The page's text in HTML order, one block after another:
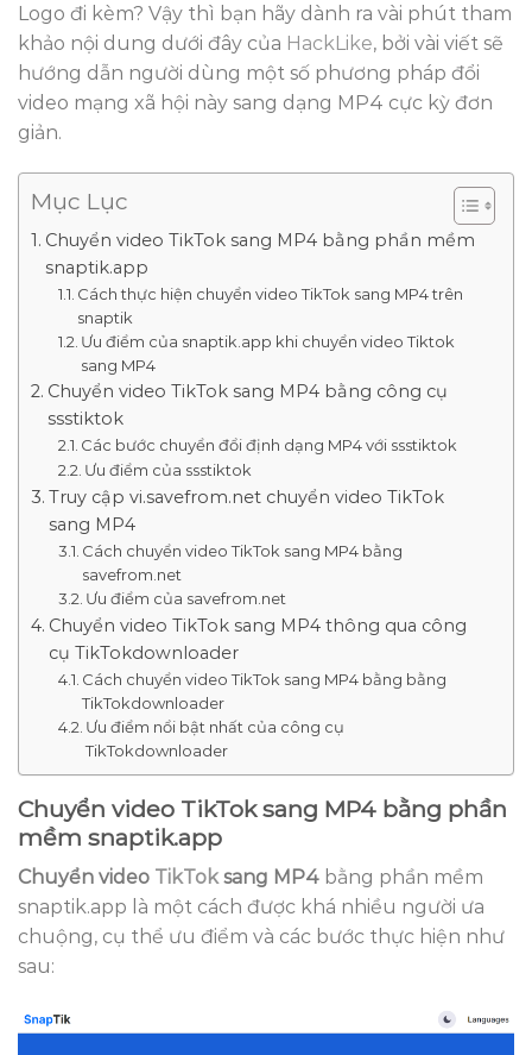
Logo đi kèm? Vậy thì bạn hãy dành ra vài phút tham
khảo nội dung dưới đây của HackLike, bởi vài viết sẽ
hướng dẫn người dùng một số phương pháp đổi
video mạng xã hội này sang dạng MP4 cực kỳ đơn
giản.
Mục Lục
Chuyển video TikTok sang MP4 bằng phần mềm
snaptik.app
Cách thực hiện chuyển video TikTok sang MP4 trên
snaptik
Ưu điểm của snaptik.app khi chuyển video Tiktok
sang MP4
Chuyển video TikTok sang MP4 bằng công cụ
ssstiktok
Các bước chuyển đổi định dạng MP4 với ssstiktok
Ưu điểm của ssstiktok
Truy cập vi.savefrom.net chuyển video TikTok
sang MP4
Cách chuyển video TikTok sang MP4 bằng
savefrom.net
Ưu điểm của savefrom.net
Chuyển video TikTok sang MP4 thông qua công
cụ TikTokdownloader
Cách chuyển video TikTok sang MP4 bằng bằng
TikTokdownloader
Ưu điểm nổi bật nhất của công cụ
TikTokdownloader
Chuyển video TikTok sang MP4 bằng phần
mềm snaptik.app
Chuyển video TikToksang MP4 bằng phần mềm
snaptik.app là một cách được khá nhiều người ưa
chuộng, cụ thể ưu điểm và các bước thực hiện như
sau: